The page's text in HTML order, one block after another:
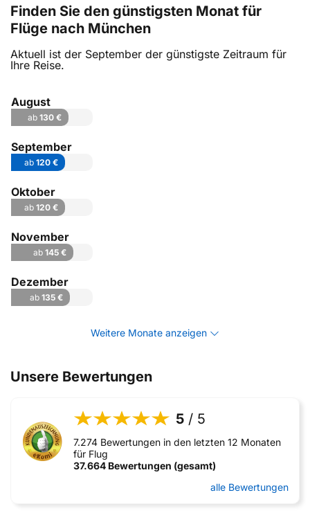
Finden Sie den günstigsten Monat für
Flüge nach München
Aktuell ist der September der günstigste Zeitraum für
Ihre Reise.
August
ab 130 €
September
ab120 €
Oktober
ab120 €
November
ab 145 €
Dezember
ab 135 €
Weitere Monate anzeigen
Unsere Bewertungen
5 / 5
7.274 Bewertungen in den letzten 12 Monaten
für Flug
37.664 Bewertungen (gesamt)
alle Bewertungen